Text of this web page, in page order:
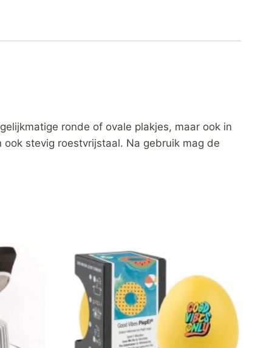
ronde of ovale plakjes, maar ook in
stevig roestvrijstaal. Na gebruik mag de